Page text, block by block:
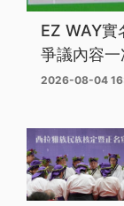
EZ WAY實
爭議內容
2026-08-04